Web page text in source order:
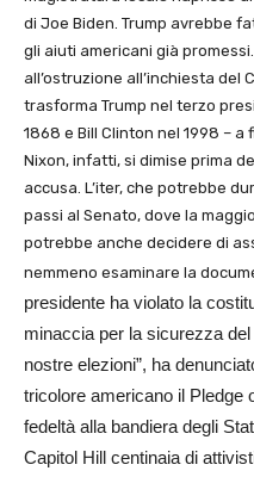
di Joe Biden. Trump avrebbe
gli aiuti americani già
all’ostruzione all’inchiesta del
trasforma Trump nel terzo
1868 e Bill Clinton nel 1998 –
Nixon, infatti, si dimise prima
accusa. L’iter, che potrebbe
passi al Senato, dove la
potrebbe anche decidere di
nemmeno esaminare la
presidente ha violato la
minaccia per la sicurezza
nostre elezioni”, ha
tricolore americano il Pledge
fedeltà alla bandiera degli
Capitol Hill centinaia di